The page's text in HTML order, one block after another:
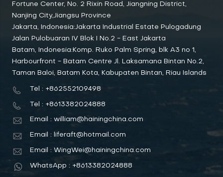
Fortune Center, No. 2 Rixin Road, Jiangning District,
Nanjing City,Jiangsu Province
Jakarta, Indonesia:Jakarta Industrial Estate Pulogadung
Jalan Pulobuaran IV Blok I No.2 - East Jakarta
Batam, Indonesia:Komp. Ruko Palm Spring, blk A3 no 1,
Harbourfront - Batam Centre Jl. Laksamana Bintan No.2,
Taman Baloi, Batam Kota, Kabupaten Bintan, Riau Islands
Tel : +862552109498
Tel : +8613382024888
Email : william@hainingchina.com
Email : liferaft@hotmail.com
Email : WingWei@hainingchina.com
WhatsApp : +8613382024888